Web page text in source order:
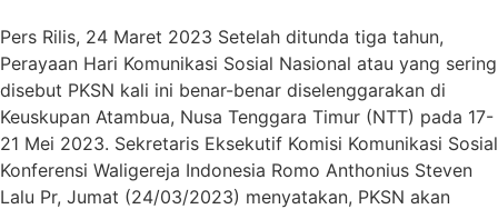
Pers Rilis, 24 Maret 2023 Setelah ditunda tiga tahun,
Perayaan Hari Komunikasi Sosial Nasional atau yang sering
disebut PKSN kali ini benar-benar diselenggarakan di
Keuskupan Atambua, Nusa Tenggara Timur (NTT) pada 17-
21 Mei 2023. Sekretaris Eksekutif Komisi Komunikasi Sosial
Konferensi Waligereja Indonesia Romo Anthonius Steven
Lalu Pr, Jumat (24/03/2023) menyatakan, PKSN akan